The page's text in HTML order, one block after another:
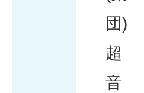
団)
超
音